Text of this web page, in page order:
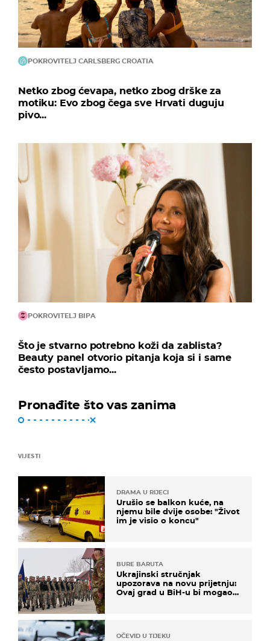
POKROVITELJ CARLSBERG CROATIA
Netko zbog ćevapa, netko zbog drške za
motiku: Evo zbog čega sve Hrvati duguju
pivo...
POKROVITELJ BIPA
Što je stvarno potrebno koži da zablista?
Beauty panel otvorio pitanja koja si i same
često postavljamo...
Pronađite što vas zanima
VIJESTI
DRAMA U RIJECI
Urušio se balkon kuće, na
njemu bile dvije osobe: "Život
im je visio o koncu"
BURE BARUTA
Ukrajinski stručnjak
upozorava na novu prijetnju:
Ovaj grad u BiH-u bi mogao
OČEVID U TIJEKU